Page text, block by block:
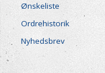
Ønskeliste
Ordrehistorik
Nyhedsbrev